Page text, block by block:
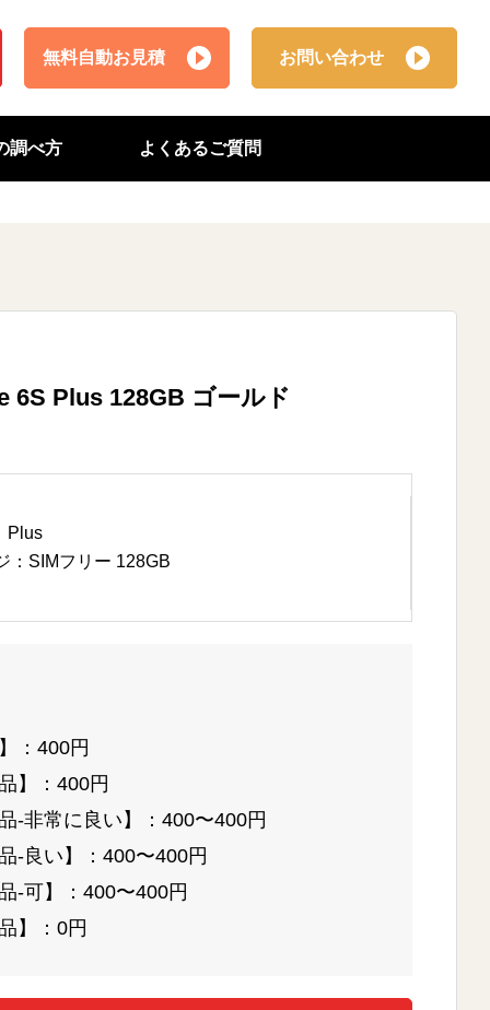
無料自動お見積 お問い合わせ
調べ方 よくあるご質問
6S Plus 128GB ゴールド
Plus
：SIMフリー 128GB
：400円
】：400円
-非常に良い】：400〜400円
-良い】：400〜400円
-可】：400〜400円
】：0円